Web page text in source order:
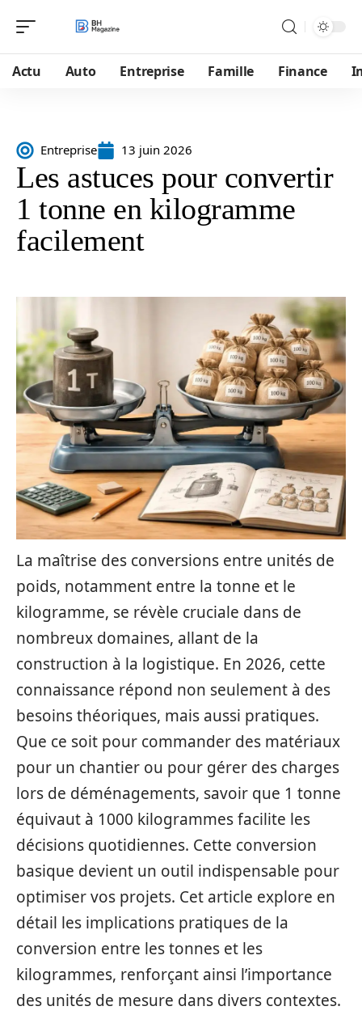
Actu Auto Entreprise Famille Finance
Entreprise 13 juin 2026
Les astuces pour convertir
1 tonne en kilogramme
facilement
La maîtrise des conversions entre unités de
poids, notamment entre la tonne et le
kilogramme, se révèle cruciale dans de
nombreux domaines, allant de la
construction à la logistique. En 2026, cette
connaissance répond non seulement à des
besoins théoriques, mais aussi pratiques.
Que ce soit pour commander des matériaux
pour un chantier ou pour gérer des charges
lors de déménagements, savoir que 1 tonne
équivaut à 1000 kilogrammes facilite les
décisions quotidiennes. Cette conversion
basique devient un outil indispensable pour
optimiser vos projets. Cet article explore en
détail les implications pratiques de la
conversion entre les tonnes et les
kilogrammes, renforçant ainsi l’importance
des unités de mesure dans divers contextes.